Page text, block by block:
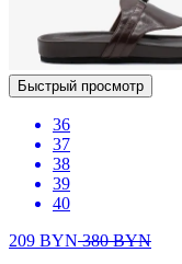
Быстрый просмотр
36
37
38
39
40
209 BYN380BYN